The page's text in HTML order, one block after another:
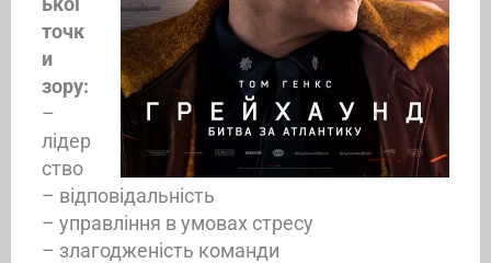
точк
и
зору:
–
лідер
ство
– відповідальність
– управління в умовах стресу
– злагодженість команди